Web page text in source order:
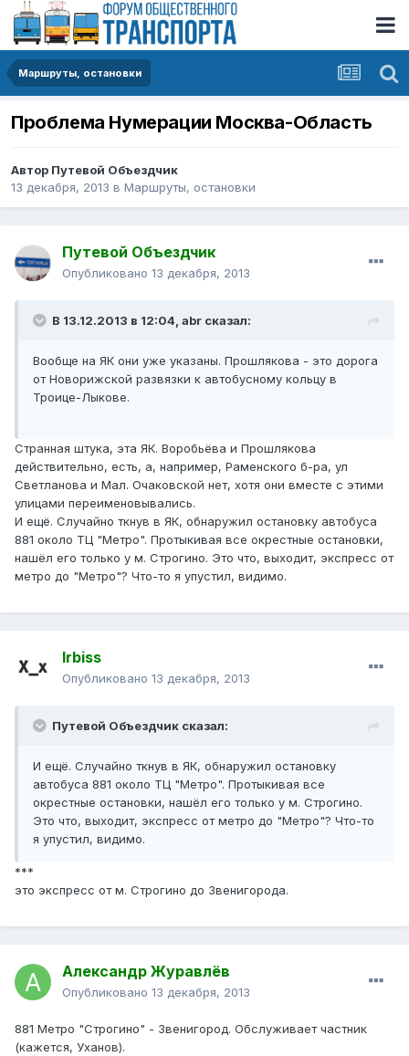
Маршруты, остановки
Проблема Нумерации Москва-Область
Автор Путевой Объездчик
13 декабря, 2013 в Маршруты, остановки
Путевой Объездчик
Опубликовано 13 декабря, 2013
В 13.12.2013 в 12:04, abr сказал:
Вообще на ЯК они уже указаны. Прошлякова - это дорога
от Новорижской развязки к автобусному кольцу в
Троице-Лыкове.
Странная штука, эта ЯК. Воробьёва и Прошлякова
действительно, есть, а, например, Раменского б-ра, ул
Светланова и Мал. Очаковской нет, хотя они вместе с этими
улицами переименовывались.
И ещё. Случайно ткнув в ЯК, обнаружил остановку автобуса
881 около ТЦ "Метро". Протыкивая все окрестные остановки,
нашёл его только у м. Строгино. Это что, выходит, экспресс от
метро до "Метро"? Что-то я упустил, видимо.
Irbiss
Опубликовано 13 декабря, 2013
Путевой Объездчик сказал:
И ещё. Случайно ткнув в ЯК, обнаружил остановку
автобуса 881 около ТЦ "Метро". Протыкивая все
окрестные остановки, нашёл его только у м. Строгино.
Это что, выходит, экспресс от метро до "Метро"? Что-то
я упустил, видимо.
***
это экспресс от м. Строгино до Звенигорода.
Александр Журавлёв
Опубликовано 13 декабря, 2013
881 Метро "Строгино" - Звенигород. Обслуживает частник
(кажется, Уханов).